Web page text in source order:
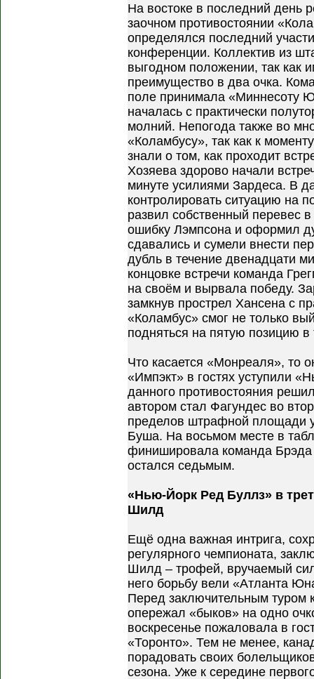
На востоке в последний день
заочном противостоянии
определялся последний
конференции. Коллектив из
выгодном положении, так как
преимущество в два очка.
поле принимала «Миннесоту
началась с практически
молний. Непогода также во
«Коламбусу», так как к
знали о том, как проходит
Хозяева здорово начали
минуте усилиями Зардеса. В
контролировать ситуацию на
развил собственный перевес
ошибку Лэмпсона и оформил
сдавались и сумели внести
дубль в течение двенадцати
концовке встречи команда
на своём и вырвала победу.
замкнув прострел Хансена с
«Коламбус» смог не только
подняться на пятую позицию
Что касается «Монреаля», то
«Импэкт» в гостях уступили
данного противостояния
автором стал Фагундес во
пределов штрафной площади
Буша. На восьмом месте в
финишировала команда
остался седьмым.
«Нью-Йорк Ред Буллз» в
Шилд
Ещё одна важная интрига,
регулярного чемпионата,
Шилд – трофей, вручаемый
него борьбу вели «Атланта
Перед заключительным туром
опережал «быков» на одно
воскресенье пожаловала в
«Торонто». Тем не менее,
порадовать своих
сезона. Уже к середине